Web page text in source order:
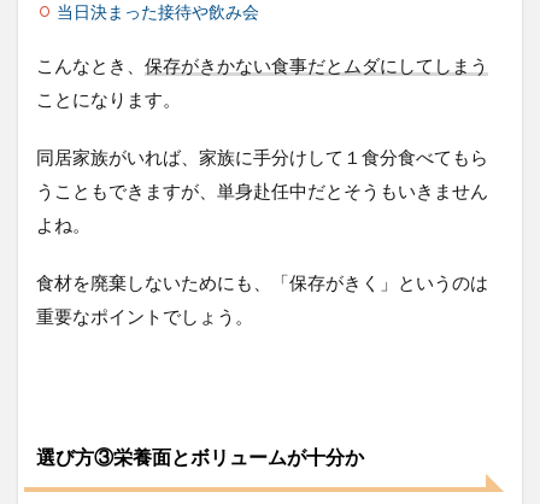
nosh（ナ
2.6
関連
ウェ
ルネ
2.8
関連
ダイ
レク
ト
当日決まった接待や飲み会
こんなとき、 保存がきかない食事だとムダにしてしまう
ことになります。
同居家族がいれば、家族に手分けして１食分食べてもら
うこともできますが、単身赴任中だとそうもいきません
よね。
食材を廃棄しないためにも、「保存がきく」というのは
重要なポイントでしょう。
選び方③栄養面とボリュームが十分か